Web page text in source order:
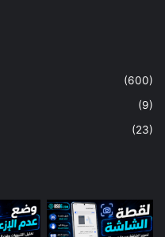
(600)
(9)
(23)